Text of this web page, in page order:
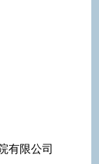
有限公司